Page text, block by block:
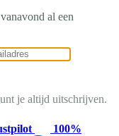
al een
je altijd uitschrijven.
100%